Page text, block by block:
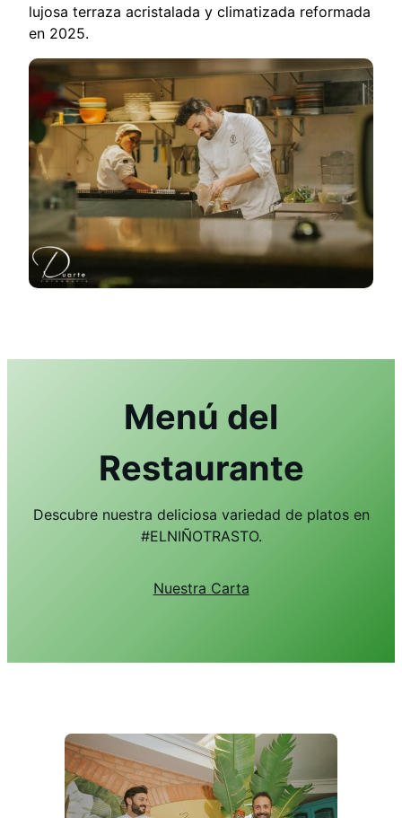
lujosa terraza acristalada y climatizada reformada
en 2025.
Menú del
Restaurante
Descubre nuestra deliciosa variedad de platos en
#ELNIÑOTRASTO.
Nuestra Carta